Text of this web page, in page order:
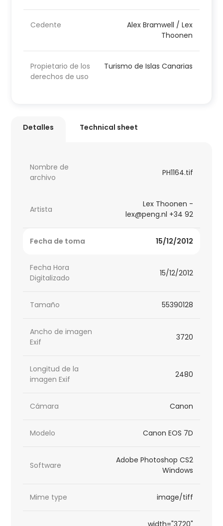
Cedente
Alex Bramwell / Lex
Thoonen
Propietario de los
derechos de uso
Turismo de Islas Canarias
Detalles Technical sheet
Nombre de
archivo
PH1164.tif
Artista
Lex Thoonen -
lex@peng.nl +34 92
Fecha de toma 15/12/2012
Fecha Hora
Digitalizado
15/12/2012
Tamaño 55390128
Ancho de imagen
Exif
3720
Longitud de la
imagen Exif
2480
Cámara Canon
Modelo Canon EOS 7D
Software
Adobe Photoshop CS2
Windows
Mime type image/tiff